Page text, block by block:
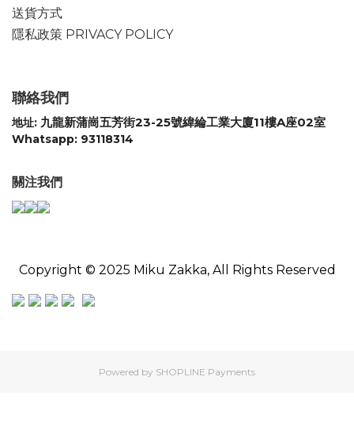
送貨方式
隱私政策 PRIVACY POLICY
聯絡我們
地址: 九龍新蒲崗五芳街23-25號緯綸工業大廈11樓A座02室
Whatsapp: 93118314
關注我們
Copyright © 2025 Miku Zakka, All Rights Reserved
Powered by SHOPLINE Payments